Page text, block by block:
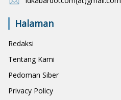
Halaman
Redaksi
Tentang Kami
Pedoman Siber
Privacy Policy